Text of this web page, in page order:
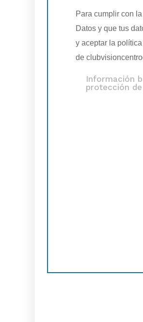
Para cumplir con
Datos y que tus
y aceptar la
de
Información
protección